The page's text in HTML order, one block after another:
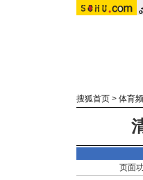
搜狐首页 > 体育
页面